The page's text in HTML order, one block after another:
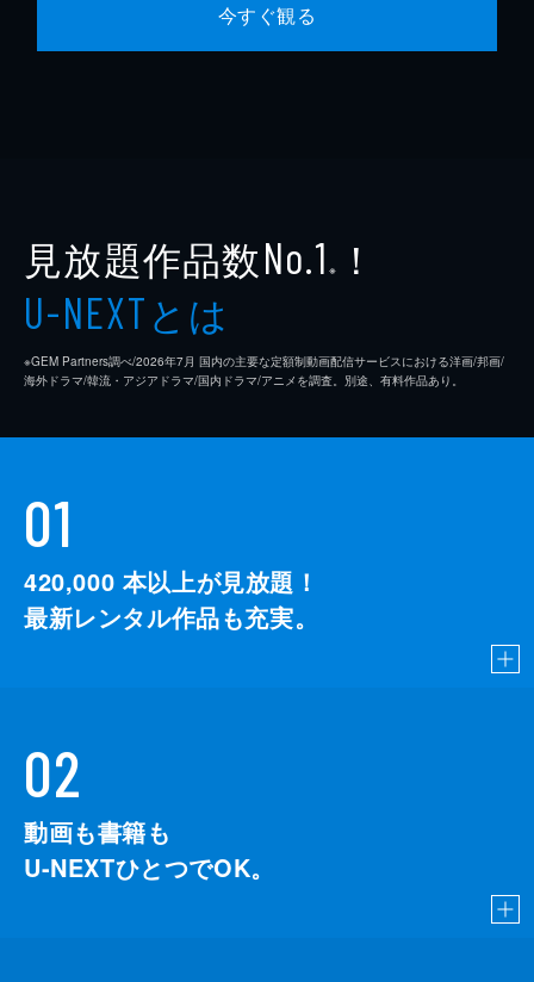
今すぐ観る
見放題作品数No.1 ※ ！
U-NEXTとは
※GEM Partners調べ/2026年7⽉ 国内の主要な定額制動画配信サービスにおける洋画/邦画/
海外ドラマ/韓流・アジアドラマ/国内ドラマ/アニメを調査。別途、有料作品あり。
01
420,000 本以上が見放題！
最新レンタル作品も充実。
02
動画も書籍も
U-NEXTひとつでOK。